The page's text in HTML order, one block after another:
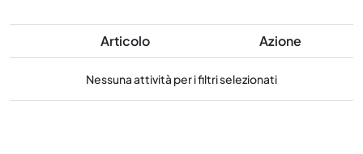
Articolo Azione
Nessuna attività per i filtri selezionati